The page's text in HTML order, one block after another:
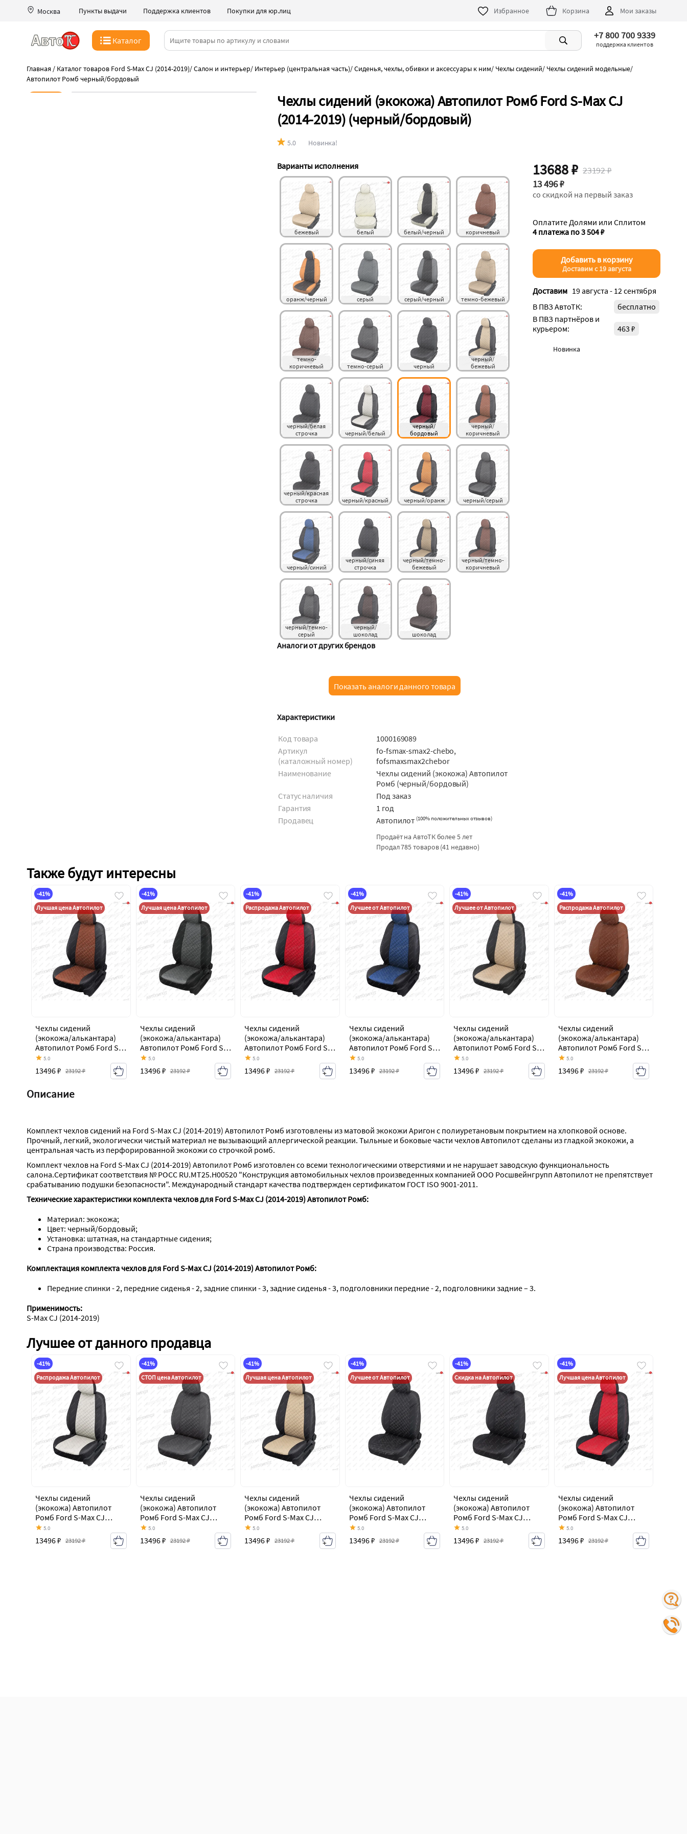
Москва Пункты выдачи Поддержка клиентов Покупки для юр.лиц Избранное Корзина Мои заказы
Каталог +7 800 700 9339
поддержка клиентов
Главная / Каталог товаров Ford S-Max CJ (2014-2019)/Салон и интерьер/ Интерьер (центральная часть)/Сиденья, чехлы, обивки и аксессуары к ним/ Чехлы сидений/ Чехлы сидений модельные/
Автопилот Ромб черный/бордовый
Чехлы сидений (экокожа) Автопилот Ромб Ford S-Max CJ
(2014-2019) (черный/бордовый)
5.0 Новинка!
Варианты исполнения
бежевый белый белый/черный коричневый
оранж/черный серый серый/черный темно-бежевый
темно-
коричневый
темно-серый черный
черный/
бежевый
черный/белая
строчка
черный/белый
черный/
бордовый
черный/
коричневый
черный/красная
строчка
черный/красный черный/оранж черный/серый
черный/синий
черный/синяя
строчка
черный/темно-
бежевый
черный/темно-
коричневый
черный/темно-
серый
черный/
шоколад
шоколад
Аналоги от других брендов
Показать аналоги данного товара
Характеристики
Код товара
1000169089
Артикул
(каталожный номер)
fo-fsmax-smax2-chebo,
fofsmaxsmax2chebor
Наименование
Чехлы сидений (экокожа) Автопилот
Ромб (черный/бордовый)
Статус наличия
Под заказ
Гарантия
1 год
Продавец
Автопилот (100% положительных отзывов)
Продаёт на АвтоТК более 5 лет
Продал 785 товаров (41 недавно)
13688 ₽ 23192 ₽
13 496 ₽
со скидкой на первый заказ
Оплатите Долями или Сплитом
4 платежа по 3 504 ₽
Добавить в корзину
Доставим с 19 августа
Доставим 19 августа - 12 сентября
В ПВЗ АвтоТК:
бесплатно
В ПВЗ партнёров и
курьером:
463 ₽
Новинка
Также будут интересны
-41%
Лучшая цена Автопилот
Чехлы сидений
(экокожа/алькантара)
Автопилот Ромб Ford S-
Max CJ (2014-2019)
5.0
13496 ₽ 23192 ₽
-41%
Лучшая цена Автопилот
Чехлы сидений
(экокожа/алькантара)
Автопилот Ромб Ford S-
Max CJ (2014-2019)
5.0
13496 ₽ 23192 ₽
-41%
Распродажа Автопилот
Чехлы сидений
(экокожа/алькантара)
Автопилот Ромб Ford S-
Max CJ (2014-2019)
5.0
13496 ₽ 23192 ₽
-41%
Лучшее от Автопилот
Чехлы сидений
(экокожа/алькантара)
Автопилот Ромб Ford S-
Max CJ (2014-2019)
5.0
13496 ₽ 23192 ₽
-41%
Лучшее от Автопилот
Чехлы сидений
(экокожа/алькантара)
Автопилот Ромб Ford S-
Max CJ (2014-2019)
5.0
13496 ₽ 23192 ₽
-41%
Распродажа Автопилот
Чехлы сидений
(экокожа/алькантара)
Автопилот Ромб Ford S-
Max CJ (2014-2019)
5.0
13496 ₽ 23192 ₽
Описание
Комплект чехлов сидений на Ford S-Max CJ (2014-2019) Автопилот Ромб изготовлены из матовой экокожи Аригон с полиуретановым покрытием на хлопковой основе.
Прочный, легкий, экологически чистый материал не вызывающий аллергической реакции. Тыльные и боковые части чехлов Автопилот сделаны из гладкой экокожи, а
центральная часть из перфорированной экокожи со строчкой ромб.
Комплект чехлов на Ford S-Max CJ (2014-2019) Автопилот Ромб изготовлен со всеми технологическими отверстиями и не нарушает заводскую функциональность
салона.Сертификат соответствия № РОСС RU.МТ25.Н00520 "Конструкция автомобильных чехлов произведенных компанией ООО Росшвейнгрупп Автопилот не препятствует
срабатыванию подушки безопасности". Международный стандарт качества подтвержден сертификатом ГОСТ ISO 9001-2011.
Технические характеристики комплекта чехлов для Ford S-Max CJ (2014-2019) Автопилот Ромб:
Материал: экокожа;
Цвет: черный/бордовый;
Установка: штатная, на стандартные сидения;
Страна производства: Россия.
Комплектация комплекта чехлов для Ford S-Max CJ (2014-2019) Автопилот Ромб:
Передние спинки - 2, передние сиденья - 2, задние спинки - 3, задние сиденья - 3, подголовники передние - 2, подголовники задние – 3.
Применимость:
S-Max CJ (2014-2019)
Лучшее от данного продавца
-41%
Распродажа Автопилот
Чехлы сидений
(экокожа) Автопилот
Ромб Ford S-Max CJ
(2014-2019)
5.0
13496 ₽ 23192 ₽
-41%
СТОП цена Автопилот
Чехлы сидений
(экокожа) Автопилот
Ромб Ford S-Max CJ
(2014-2019)
5.0
13496 ₽ 23192 ₽
-41%
Лучшая цена Автопилот
Чехлы сидений
(экокожа) Автопилот
Ромб Ford S-Max CJ
(2014-2019)
5.0
13496 ₽ 23192 ₽
-41%
Лучшее от Автопилот
Чехлы сидений
(экокожа) Автопилот
Ромб Ford S-Max CJ
(2014-2019)
5.0
13496 ₽ 23192 ₽
-41%
Скидка на Автопилот
Чехлы сидений
(экокожа) Автопилот
Ромб Ford S-Max CJ
(2014-2019)
5.0
13496 ₽ 23192 ₽
-41%
Лучшая цена Автопилот
Чехлы сидений
(экокожа) Автопилот
Ромб Ford S-Max CJ
(2014-2019)
5.0
13496 ₽ 23192 ₽